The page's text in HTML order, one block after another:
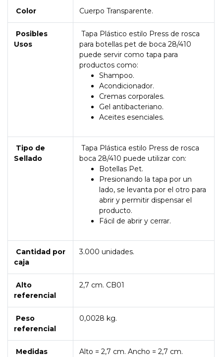
Color Cuerpo Transparente.
Posibles
Usos
Tapa Plástico estilo Press de rosca
para botellas pet de boca 28/410
puede servir como tapa para
productos como:
Shampoo.
Acondicionador.
Cremas corporales.
Gel antibacteriano.
Aceites esenciales.
Tipo de
Sellado
Tapa Plástica estilo Press de rosca
boca 28/410 puede utilizar con:
Botellas Pet.
Presionando la tapa por un
lado, se levanta por el otro para
abrir y permitir dispensar el
producto.
Fácil de abrir y cerrar.
Cantidad por
caja
3.000 unidades.
Alto
referencial
2,7 cm. CB01
Peso
referencial
0,0028 kg.
Medidas
Alto = 2,7 cm. Ancho = 2,7 cm.